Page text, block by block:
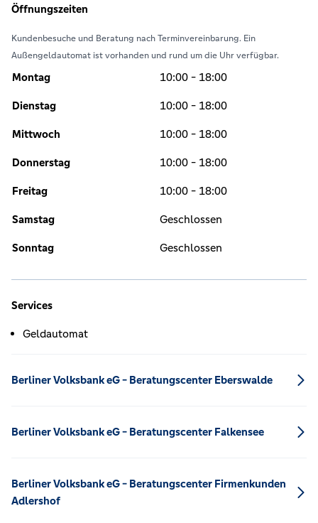
Öffnungszeiten
Kundenbesuche und Beratung nach Terminvereinbarung. Ein
Außengeldautomat ist vorhanden und rund um die Uhr verfügbar.
Montag 10:00 - 18:00
Dienstag 10:00 - 18:00
Mittwoch 10:00 - 18:00
Donnerstag 10:00 - 18:00
Freitag 10:00 - 18:00
Samstag Geschlossen
Sonntag Geschlossen
Services
Geldautomat
Berliner Volksbank eG - Beratungscenter Eberswalde
Berliner Volksbank eG - Beratungscenter Falkensee
Berliner Volksbank eG - Beratungscenter Firmenkunden
Adlershof